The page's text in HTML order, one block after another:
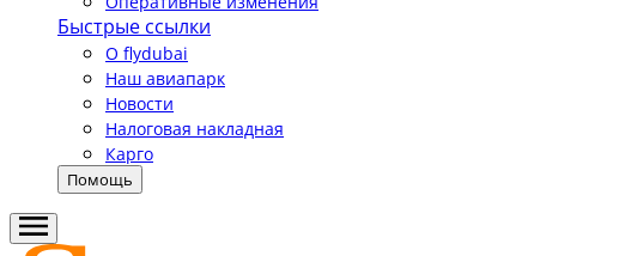
Быстрые ссылки
О flydubai
Наш авиапарк
Новости
Налоговая накладная
Карго
Помощь